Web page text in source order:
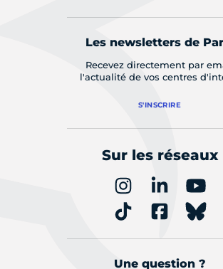
Les newsletters de
Recevez directement par
l'actualité de vos centres
S'INSCRIRE
Sur les réseaux
Une question ?